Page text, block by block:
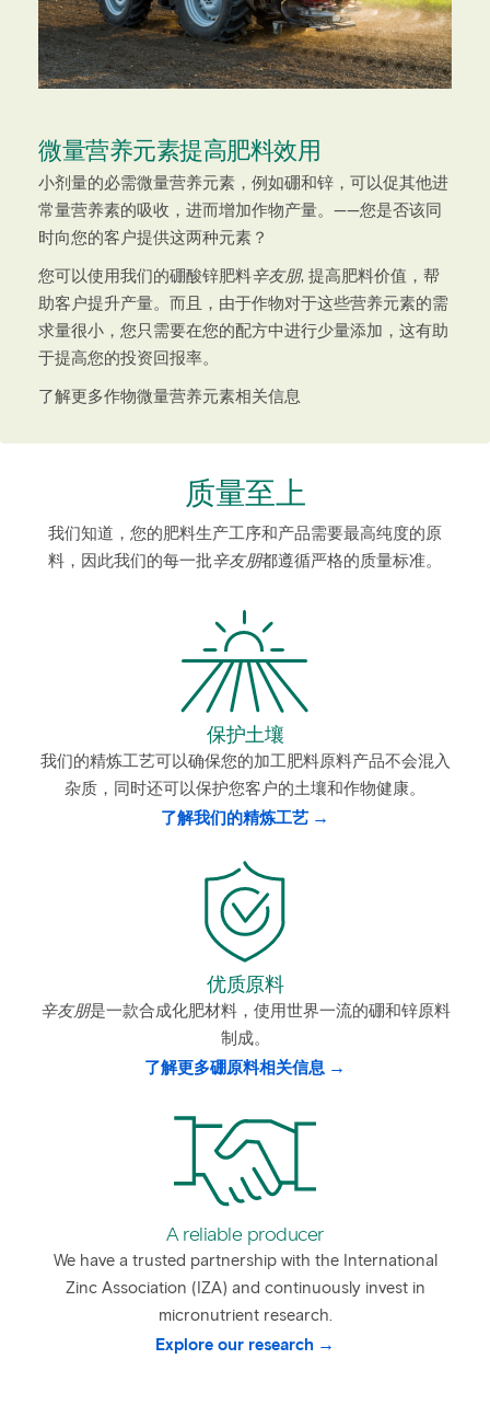
微量营养元素提高肥料效用
小剂量的必需微量营养元素，例如硼和锌，可以促其他进
常量营养素的吸收，进而增加作物产量。——您是否该同
时向您的客户提供这两种元素？
您可以使用我们的硼酸锌肥料辛友朋, 提高肥料价值，帮
助客户提升产量。而且，由于作物对于这些营养元素的需
求量很小，您只需要在您的配方中进行少量添加，这有助
于提高您的投资回报率。
了解更多作物微量营养元素相关信息
质量至上
我们知道，您的肥料生产工序和产品需要最高纯度的原
料，因此我们的每一批辛友朋都遵循严格的质量标准。
保护土壤
我们的精炼工艺可以确保您的加工肥料原料产品不会混入
杂质，同时还可以保护您客户的土壤和作物健康。
了解我们的精炼工艺
优质原料
辛友朋是一款合成化肥材料，使用世界一流的硼和锌原料
制成。
了解更多硼原料相关信息
A reliable producer
We have a trusted partnership with the International
Zinc Association (IZA) and continuously invest in
micronutrient research.
Explore our research